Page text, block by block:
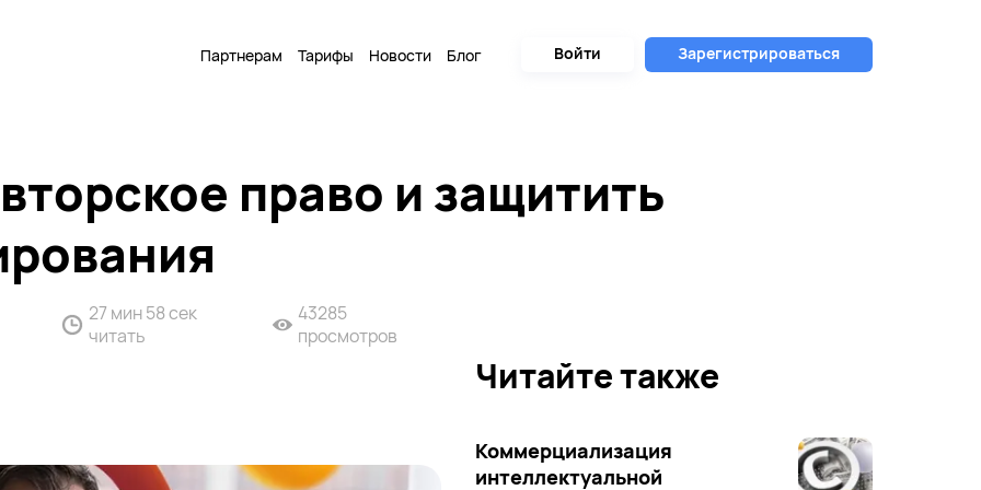
Партнерам Тарифы Новости Блог Войти Зарегистрироваться
право и защитить
27 мин 58 сек
читать
43285
просмотров
Читайте также
Коммерциализация
интеллектуальной